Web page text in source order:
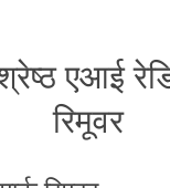
एआई
रिमूवर